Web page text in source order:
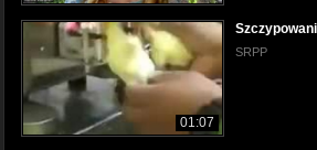
01:07
SRPP